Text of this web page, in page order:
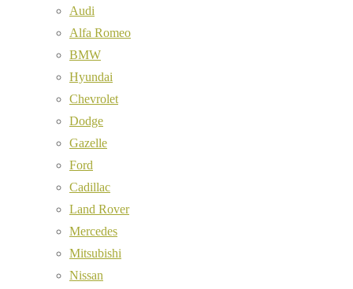
Audi
Alfa Romeo
BMW
Hyundai
Chevrolet
Dodge
Gazelle
Ford
Cadillac
Land Rover
Mercedes
Mitsubishi
Nissan